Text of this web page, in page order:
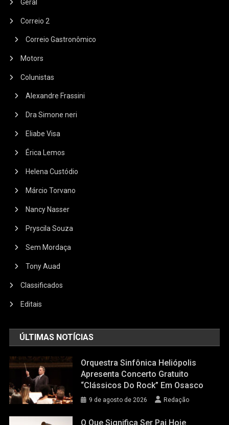
Geral
Correio 2
Correio Gastronômico
Motors
Colunistas
Alexandre Frassini
Dra Simone neri
Eliabe Visa
Érica Lemos
Helena Custódio
Márcio Torvano
Nancy Nasser
Pryscila Souza
Sem Mordaça
Tony Auad
Classificados
Editais
ÚLTIMAS NOTÍCIAS
Orquestra Sinfônica Heliópolis
Apresenta Concerto Gratuito
“Clássicos Do Rock” Em Osasco
9 de agosto de 2026 Redação
O Que Significa Ser Pai Hoje